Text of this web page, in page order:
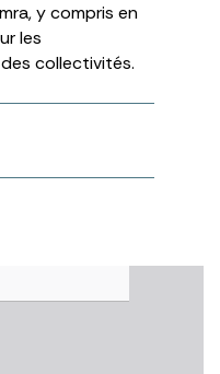
y compris en
les
collectivités.